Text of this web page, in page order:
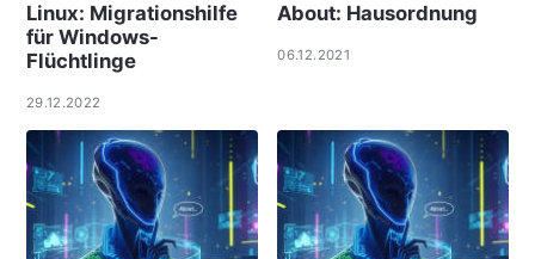
Linux: Migrationshilfe
für Windows-
Flüchtlinge
29.12.2022
About: Hausordnung
06.12.2021